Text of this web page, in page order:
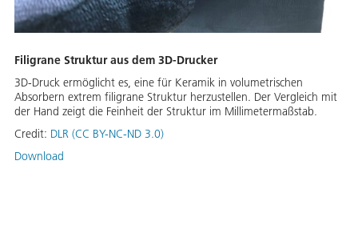
Filigrane Struktur aus dem 3D-Drucker
3D-Druck ermöglicht es, eine für Keramik in volumetrischen
Absorbern extrem filigrane Struktur herzustellen. Der Vergleich mit
der Hand zeigt die Feinheit der Struktur im Millimetermaßstab.
Credit: DLR (CC BY-NC-ND 3.0)
Download